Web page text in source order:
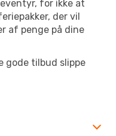
for ikke at
der vil
af penge på dine
gode tilbud slippe